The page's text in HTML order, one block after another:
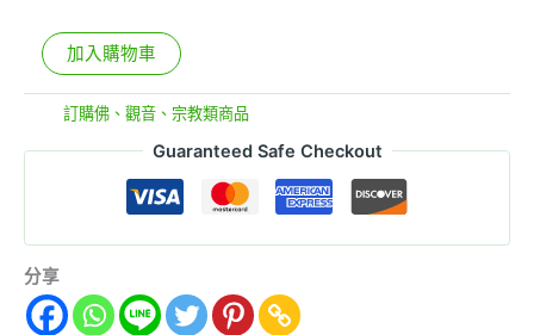
加入購物車
訂購佛、觀音、宗教類商品
Guaranteed Safe Checkout
分享